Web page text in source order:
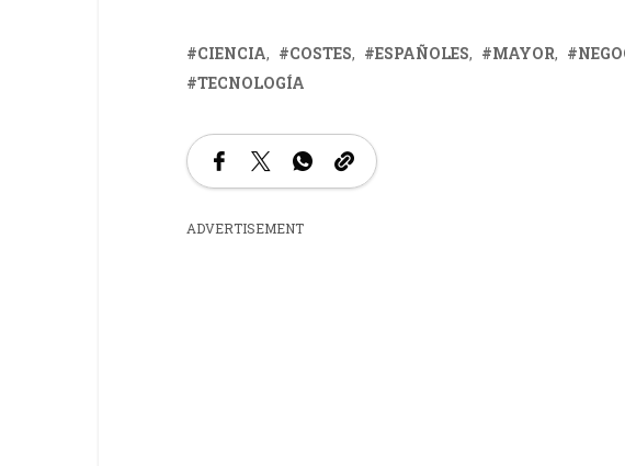
CIENCIA COSTES ESPAÑOLES MAYOR
TECNOLOGÍA
ADVERTISEMENT